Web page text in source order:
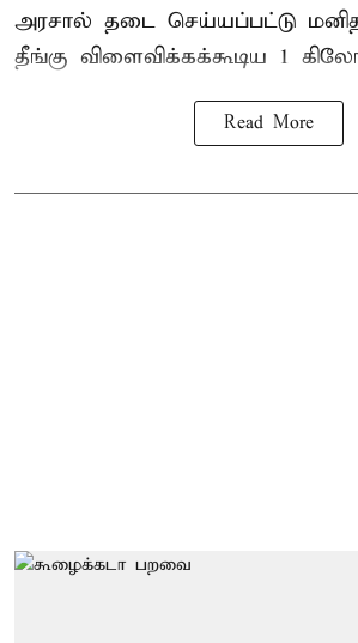
அரசால் தடை செய்யப்பட்டு மனித
தீங்கு விளைவிக்கக்கூடிய 1
Read More